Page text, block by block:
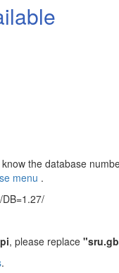
the database
menu .
, please replace
.